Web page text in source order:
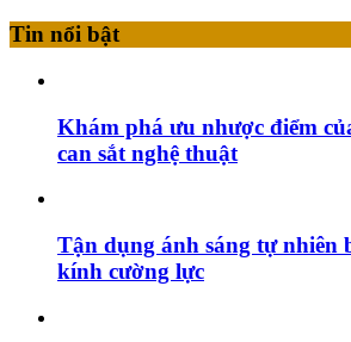
Tin nổi bật
Khám phá ưu nhược điểm
can sắt nghệ thuật
Tận dụng ánh sáng tự nhiên
kính cường lực